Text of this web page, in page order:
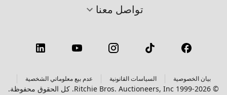
تواصل معنا
بيان الخصوصية السياسات القانونية عدم بيع معلوماتي الشخصية
© 1999-2026 Ritchie Bros. Auctioneers, Inc. كل الحقوق محفوظة.